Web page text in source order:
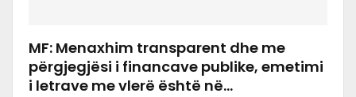
MF: Menaxhim transparent dhe me
përgjegjësi i financave publike, emetimi
i letrave me vlerë është në…